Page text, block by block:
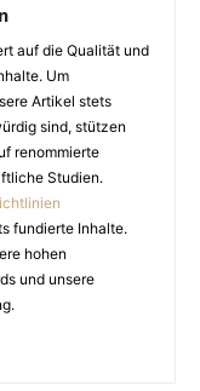
auf die Qualität und
Um
Artikel stets
sind, stützen
renommierte
Studien.
fundierte Inhalte.
hohen
und unsere